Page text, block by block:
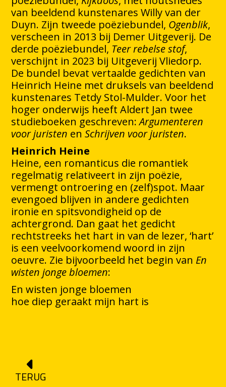
van beeldend kunstenares Willy van der
Duyn. Zijn tweede poëziebundel, Ogenblik,
verscheen in 2013 bij Demer Uitgeverij. De
derde poëziebundel, Teer rebelse stof,
verschijnt in 2023 bij Uitgeverij Vliedorp.
De bundel bevat vertaalde gedichten van
Heinrich Heine met druksels van beeldend
kunstenares Tetdy Stol-Mulder. Voor het
hoger onderwijs heeft Aldert Jan twee
studieboeken geschreven:Argumenteren
voor juristen enSchrijven voor juristen.
Heinrich Heine
Heine, een romanticus die romantiek
regelmatig relativeert in zijn poëzie,
vermengt ontroering en (zelf)spot. Maar
evengoed blijven in andere gedichten
ironie en spitsvondigheid op de
achtergrond. Dan gaat het gedicht
rechtstreeks het hart in van de lezer, ‘hart’
is een veelvoorkomend woord in zijn
oeuvre. Zie bijvoorbeeld het begin van En
wisten jonge bloemen:
En wisten jonge bloemen
hoe diep geraakt mijn hart is
TERUG